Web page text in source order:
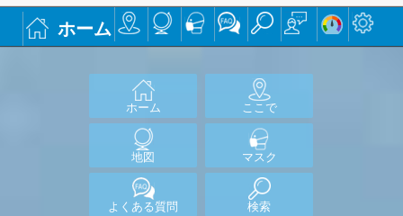
ホーム
ホーム ここで
地図 マスク
よくある質問 検索